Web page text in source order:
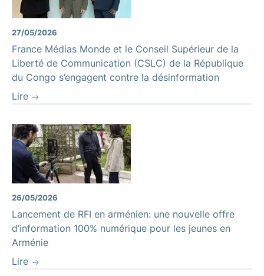
27/05/2026
France Médias Monde et le Conseil Supérieur de la
Liberté de Communication (CSLC) de la République
du Congo s’engagent contre la désinformation
Lire
26/05/2026
Lancement de RFI en arménien: une nouvelle offre
d’information 100% numérique pour les jeunes en
Arménie
Lire